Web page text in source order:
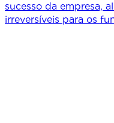
sucesso da empresa,
irreversíveis para os